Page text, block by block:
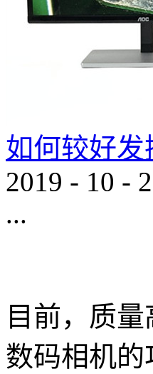
如何较好
2019 - 10 -
...
目前，质
数码相机